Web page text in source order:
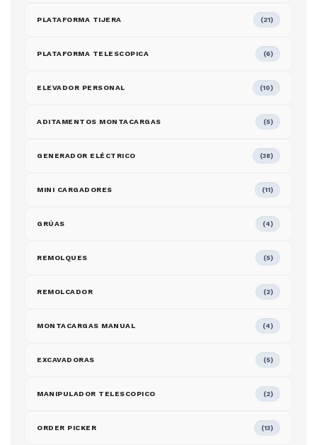
PLATAFORMA TIJERA (21)
PLATAFORMA TELESCOPICA (6)
ELEVADOR PERSONAL (10)
ADITAMENTOS MONTACARGAS (5)
GENERADOR ELÉCTRICO (38)
MINI CARGADORES (11)
GRÚAS (4)
REMOLQUES (5)
REMOLCADOR (2)
MONTACARGAS MANUAL (4)
EXCAVADORAS (5)
MANIPULADOR TELESCOPICO (2)
ORDER PICKER (13)